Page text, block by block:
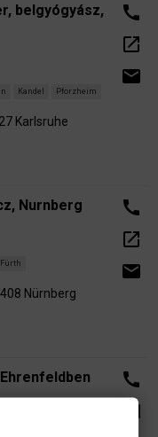
belgyógyász,
Kandel Pforzheim
Karlsruhe
call
open_in_new
email
Nurnberg
Fürth
Nürnberg
call
open_in_new
email
call
email